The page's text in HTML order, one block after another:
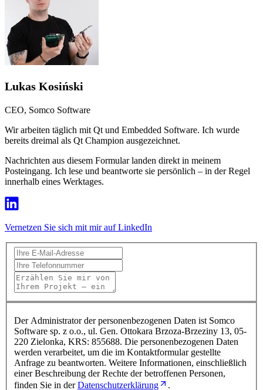
Lukas Kosiński
CEO, Somco Software
Wir arbeiten täglich mit Qt und Embedded Software. Ich wurde
bereits dreimal als Qt Champion ausgezeichnet.
Nachrichten aus diesem Formular landen direkt in meinem
Posteingang. Ich lese und beantworte sie persönlich – in der Regel
innerhalb eines Werktages.
Vernetzen Sie sich mit mir auf LinkedIn
Der Administrator der personenbezogenen Daten ist Somco
Software sp. z o.o., ul. Gen. Ottokara Brzoza-Brzeziny 13, 05-
220 Zielonka, KRS: 855688. Die personenbezogenen Daten
werden verarbeitet, um die im Kontaktformular gestellte
Anfrage zu beantworten. Weitere Informationen, einschließlich
einer Beschreibung der Rechte der betroffenen Personen,
finden Sie in derDatenschutzerklärung .